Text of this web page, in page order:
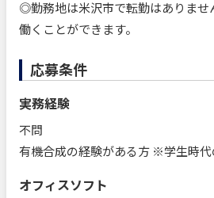
◎勤務地は米沢市で転勤はありませ
働くことができます。
応募条件
実務経験
不問
有機合成の経験がある方 ※学生時
オフィスソフト